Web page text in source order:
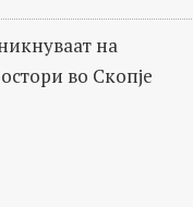
на
во Скопје